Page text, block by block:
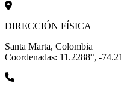
DIRECCIÓN FÍSICA
Santa Marta, Colombia
Coordenadas: 11.2288°, -